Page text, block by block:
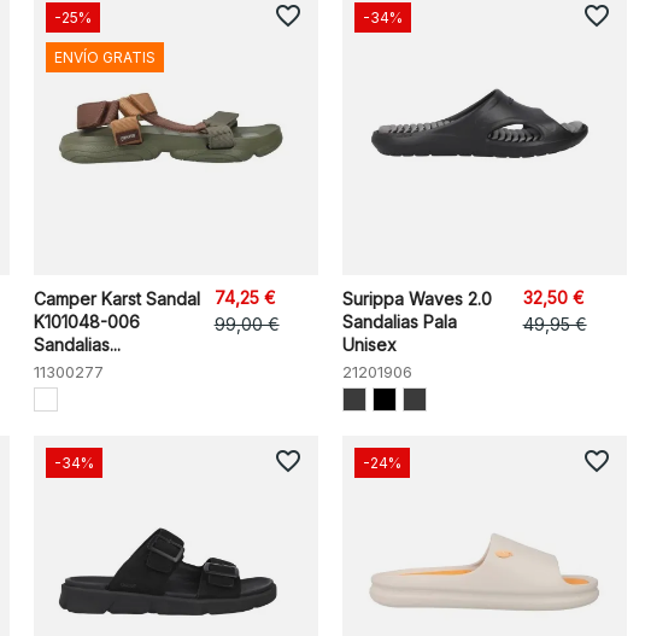
Camper Karst Sandal
K101048-006
Sandalias...
11300277
74,25 €
99,00 €
-25%
ENVÍO GRATIS
favorite_border
Surippa Waves 2.0
Sandalias Pala
Unisex
21201906
32,50 €
49,95 €
-34% favorite_border
-34% favorite_border -24% favorite_border